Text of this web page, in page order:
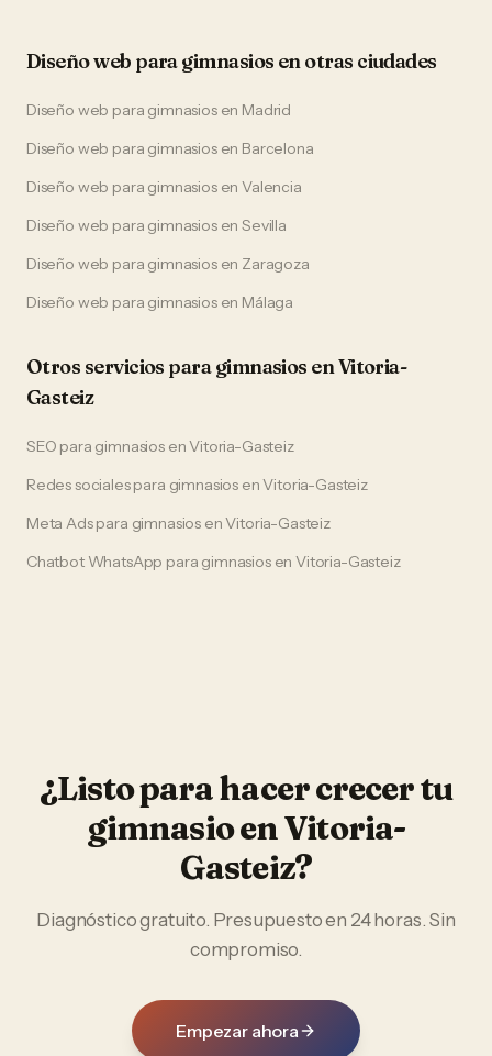
Diseño web paragimnasios en otras ciudades
Diseño web para gimnasiosen Madrid
Diseño web para gimnasiosen Barcelona
Diseño web para gimnasiosenValencia
Diseño web para gimnasiosenSevilla
Diseño web para gimnasiosen Zaragoza
Diseño web para gimnasiosen Málaga
Otros servicios paragimnasios enVitoria-
Gasteiz
SEO para gimnasiosenVitoria-Gasteiz
Redes socialespara gimnasios enVitoria-Gasteiz
Meta Adspara gimnasios enVitoria-Gasteiz
Chatbot WhatsApp para gimnasiosenVitoria-Gasteiz
¿Listo para hacer crecer tu
gimnasioenVitoria-
Gasteiz?
Diagnóstico gratuito. Presupuesto en 24 horas. Sin
compromiso.
Empezar ahora